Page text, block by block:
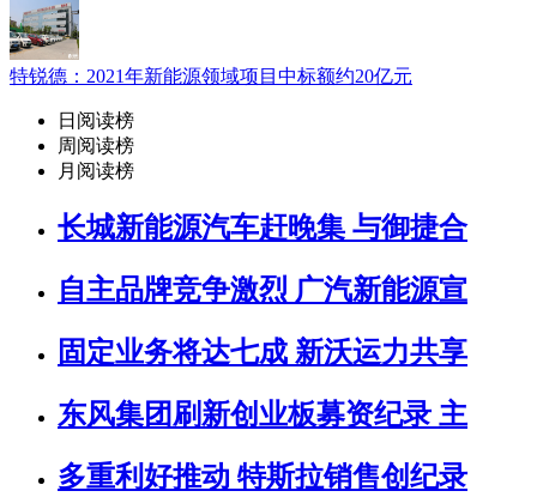
特锐德：2021年新能源领域项目中标额约20亿元
日阅读榜
周阅读榜
月阅读榜
长城新能源汽车赶晚集 与御捷合
自主品牌竞争激烈 广汽新能源宣
固定业务将达七成 新沃运力共享
东风集团刷新创业板募资纪录 主
多重利好推动 特斯拉销售创纪录